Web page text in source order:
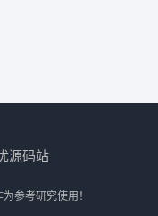
源码站
参考研究使用！